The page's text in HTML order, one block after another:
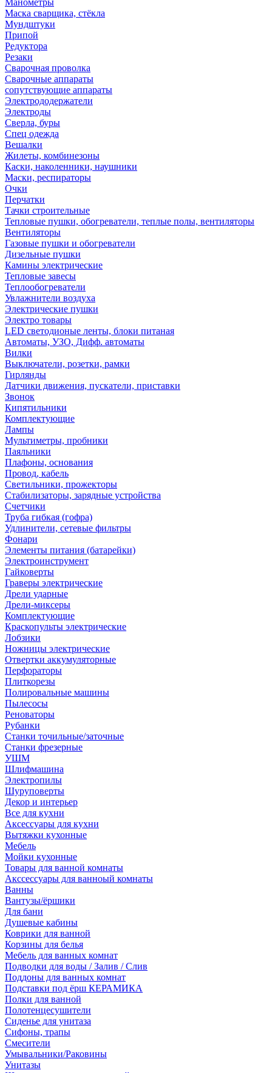
Манометры
Маска сварщика, стёкла
Мундштуки
Припой
Редуктора
Резаки
Сварочная проволка
Сварочные аппараты
сопутствующие аппараты
Электрододержатели
Электроды
Сверла, буры
Спец одежда
Вешалки
Жилеты, комбинезоны
Каски, наколенники, наушники
Маски, респираторы
Очки
Перчатки
Тачки строительные
Тепловые пушки, обогреватели, теплые полы, вентиляторы
Вентиляторы
Газовые пушки и обогреватели
Дизельные пушки
Камины электрические
Тепловые завесы
Теплообогреватели
Увлажнители воздуха
Электрические пушки
Электро товары
LED светодионые ленты, блоки питаная
Автоматы, УЗО, Дифф. автоматы
Вилки
Выключатели, розетки, рамки
Гирлянды
Датчики движения, пускатели, приставки
Звонок
Кипятильники
Комплектующие
Лампы
Мультиметры, пробники
Паяльники
Плафоны, основания
Провод, кабель
Светильники, прожекторы
Стабилизаторы, зарядные устройства
Счетчики
Труба гибкая (гофра)
Удлинители, сетевые фильтры
Фонари
Элементы питания (батарейки)
Электроинструмент
Гайковерты
Граверы электрические
Дрели ударные
Дрели-миксеры
Комплектующие
Краскопульты электрические
Лобзики
Ножницы электрические
Отвертки аккумуляторные
Перфораторы
Плиткорезы
Полировальные машины
Пылесосы
Реноваторы
Рубанки
Станки точильные/заточные
Станки фрезерные
УШМ
Шлифмашина
Электропилы
Шуруповерты
Декор и интерьер
Все для кухни
Аксессуары для кухни
Вытяжки кухонные
Мебель
Мойки кухонные
Товары для ванной комнаты
Акссессуары для ванноый комнаты
Ванны
Вантузы/ёршики
Для бани
Душевые кабины
Коврики для ванной
Корзины для белья
Мебель для ванных комнат
Подводки для воды / Залив / Слив
Поддоны для ванных комнат
Подставки под ёрш КЕРАМИКА
Полки для ванной
Полотенцесушители
Сиденье для унитаза
Сифоны, трапы
Смесители
Умывальники/Раковины
Унитазы